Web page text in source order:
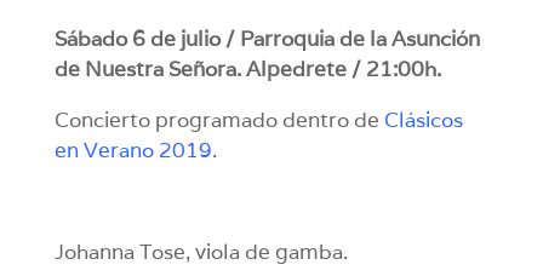
Sábado 6 de julio / Parroquia de la Asunción
de Nuestra Señora. Alpedrete / 21:00h.
Concierto programado dentro de Clásicos
en Verano 2019.
Johanna Tose, viola de gamba.